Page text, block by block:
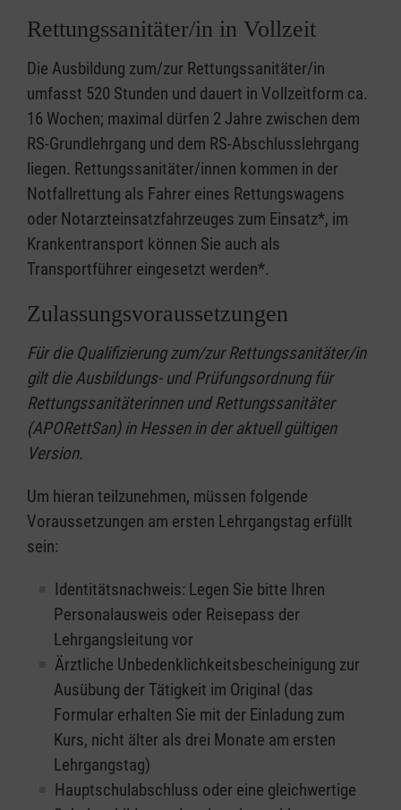
Rettungssanitäter/in in Vollzeit
Die Ausbildung zum/zur Rettungssanitäter/in
umfasst 520 Stunden und dauert in Vollzeitform ca.
16 Wochen; maximal dürfen 2 Jahre zwischen dem
RS-Grundlehrgang und dem RS-Abschlusslehrgang
liegen. Rettungssanitäter/innen kommen in der
Notfallrettung als Fahrer eines Rettungswagens
oder Notarzteinsatzfahrzeuges zum Einsatz*, im
Krankentransport können Sie auch als
Transportführer eingesetzt werden*.
Zulassungsvoraussetzungen
Für die Qualifizierung zum/zur Rettungssanitäter/in
gilt die Ausbildungs- und Prüfungsordnung für
Rettungssanitäterinnen und Rettungssanitäter
(APORettSan) in Hessen in der aktuell gültigen
Version.
Um hieran teilzunehmen, müssen folgende
Voraussetzungen am ersten Lehrgangstag erfüllt
sein:
Identitätsnachweis: Legen Sie bitte Ihren
Personalausweis oder Reisepass der
Lehrgangsleitung vor
Ärztliche Unbedenklichkeitsbescheinigung zur
Ausübung der Tätigkeit im Original (das
Formular erhalten Sie mit der Einladung zum
Kurs, nicht älter als drei Monate am ersten
Lehrgangstag)
Hauptschulabschluss oder eine gleichwertige